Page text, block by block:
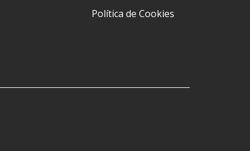
Política de Cookies